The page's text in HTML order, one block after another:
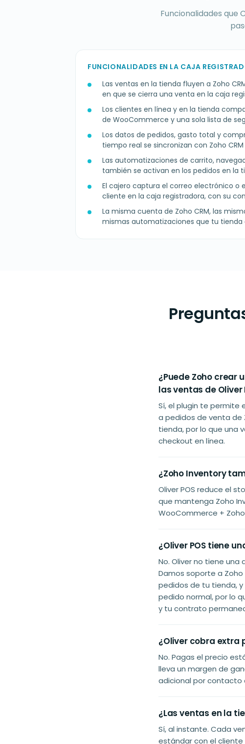
Funcionalidades que
FUNCIONALIDADES EN LA CAJA
Las ventas en la tienda fluyen a Zoho
en que se cierra una venta en la caja
Los clientes en línea y en la tienda
de WooCommerce y una sola lista de
Los datos de pedidos, gasto total y
tiempo real se sincronizan con Zoho CRM
Las automatizaciones de carrito,
también se activan en los pedidos en la
El cajero captura el correo electrónico o
cliente en la caja registradora, con su
La misma cuenta de Zoho CRM, las
mismas automatizaciones que tu tienda
¿Puede Zoho crear
las ventas de Oliver
Sí, el plugin te permite
a pedidos de venta de
tienda, por lo que una
checkout en línea.
¿Zoho Inventory
Oliver POS reduce el
que mantenga Zoho
WooCommerce +
¿Oliver POS tiene
No. Oliver no tiene
Damos soporte a
pedidos de tu tienda,
pedido normal, por lo
y tu contrato
¿Oliver cobra extra
No. Pagas el precio
lleva un margen de
adicional por contacto
¿Las ventas en la
Sí, al instante. Cada
estándar con el cliente